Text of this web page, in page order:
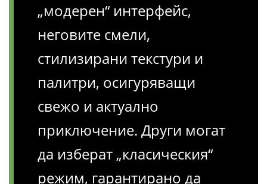
„модерен“ интерфейс,
неговите смели,
стилизирани текстури и
палитри, осигуряващи
свежо и актуално
приключение. Други могат
да изберат „класическия“
режим, гарантирано да